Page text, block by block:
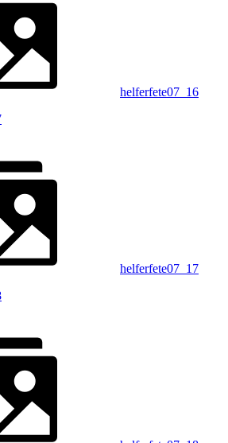
helferfete07_16
helferfete07_17